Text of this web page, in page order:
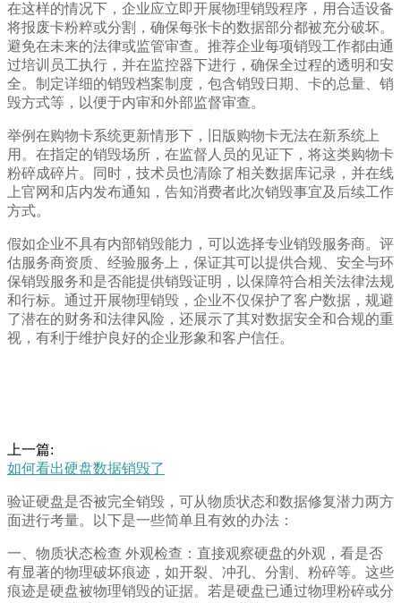
在这样的情况下，企业应立即开展物理销毁程序，用合适设备
将报废卡粉粹或分割，确保每张卡的数据部分都被充分破坏。
避免在未来的法律或监管审查。推荐企业每项销毁工作都由通
过培训员工执行，并在监控器下进行，确保全过程的透明和安
全。制定详细的销毁档案制度，包含销毁日期、卡的总量、销
毁方式等，以便于内审和外部监督审查。
举例在购物卡系统更新情形下，旧版购物卡无法在新系统上
用。在指定的销毁场所，在监督人员的见证下，将这类购物卡
粉碎成碎片。同时，技术员也清除了相关数据库记录，并在线
上官网和店内发布通知，告知消费者此次销毁事宜及后续工作
方式。
假如企业不具有内部销毁能力，可以选择专业销毁服务商。评
估服务商资质、经验服务上，保证其可以提供合规、安全与环
保销毁服务和是否能提供销毁证明，以保障符合相关法律法规
和行标。通过开展物理销毁，企业不仅保护了客户数据，规避
了潜在的财务和法律风险，还展示了其对数据安全和合规的重
视，有利于维护良好的企业形象和客户信任。
上一篇:
如何看出硬盘数据销毁了
验证硬盘是否被完全销毁，可从物质状态和数据修复潜力两方
面进行考量。以下是一些简单且有效的办法：
一、物质状态检查 外观检查：直接观察硬盘的外观，看是否
有显著的物理破坏痕迹，如开裂、冲孔、分割、粉碎等。这些
痕迹是硬盘被物理销毁的证据。若是硬盘已通过物理粉碎或分